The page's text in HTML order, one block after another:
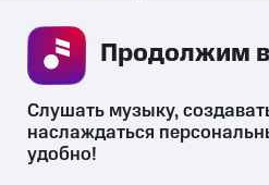
СКАЧАТЬ
Слушать музыку,
наслаждаться
удобно!